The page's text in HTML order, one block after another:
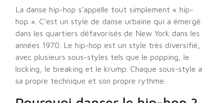
La danse hip-hop s’appelle tout simplement « hip-
hop ». C’est un style de danse urbaine qui a émergé
dans les quartiers défavorisés de New York dans les
années 1970. Le hip-hop est un style très diversifié,
avec plusieurs sous-styles tels que le popping, le
locking, le breaking et le krump. Chaque sous-style a
sa propre technique et son propre rythme.